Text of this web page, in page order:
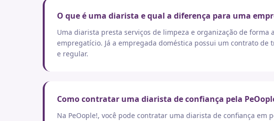
O que é uma diarista e qual a diferença para uma
Uma diarista presta serviços de limpeza e organização de
empregatício. Já a empregada doméstica possui um contrato
e regular.
Como contratar uma diarista de confiança pela
Na PeOople!, você pode contratar uma diarista de confiança em